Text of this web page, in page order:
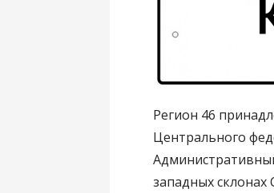
Регион 46
Центрального
западных склонах